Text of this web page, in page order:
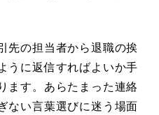
先の担当者から退職の挨
うに返信すればよいか手
ます。あらたまった連絡
ない言葉選びに迷う場面